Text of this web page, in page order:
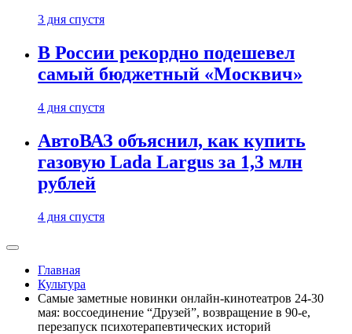
3 дня спустя
В России рекордно подешевел
самый бюджетный «Москвич»
4 дня спустя
АвтоВАЗ объяснил, как купить
газовую Lada Largus за 1,3 млн
рублей
4 дня спустя
Главная
Культура
Самые заметные новинки онлайн-кинотеатров 24-30
мая: воссоединение “Друзей”, возвращение в 90-е,
перезапуск психотерапевтических историй